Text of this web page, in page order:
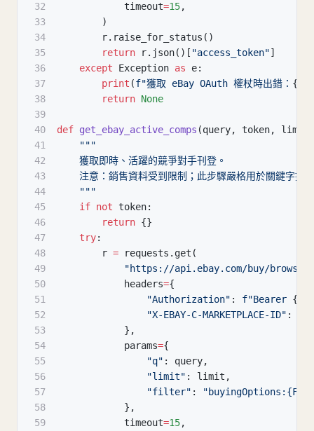
32
            timeout
=15,
33
)
34
        r
. raise_for_status ( )
35
return r. json( ) [ "access_token"]
36
except Exception as e:
37
print (f"獲取 eBay OAuth 權杖時出錯： {
38
return None
39
40
def get_ebay_active_comps (query, token, limit
41
"""
42
    獲取即時、活躍的競爭對手刊登。
43
注意：銷售資料受到限制；此步驟嚴格用於關鍵字提
44
    """
45
if not token:
46
return {}
47
try:
48
        r
= requests . get (
49
"https://api.ebay.com/buy/browse/
50
            headers
={
51
"Authorization" : f"Bearer {
52
"X-EBAY-C-MARKETPLACE-ID" :
53
} ,
54
            params
={
55
"q" : query,
56
"limit" : limit ,
57
"filter" :
58
} ,
59
            timeout
=15,